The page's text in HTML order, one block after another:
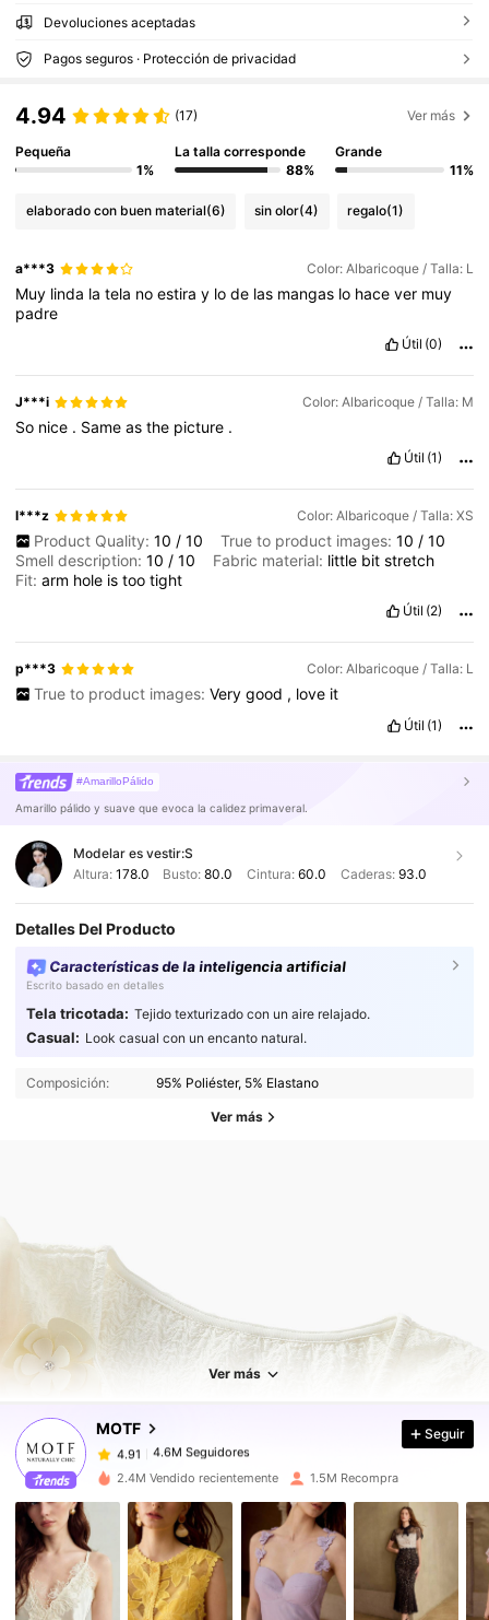
Devoluciones aceptadas
Pagos seguros · Protección de privacidad
4.94 (17) Ver más
Pequeña
1%
La talla corresponde
88%
Grande
11%
elaborado con buen material(6) sin olor(4) regalo(1)
a***3 Color: Albaricoque / Talla: L
Muy linda latela noestiray lode las mangas lo hacever muy
padre
Útil (0)
J***i Color: Albaricoque / Talla: M
So nice . Sameasthe picture .
Útil (1)
l***z Color: Albaricoque / Talla: XS
Product Quality: 10 / 10 True to product images: 10 / 10
Smell description:10 /10 Fabric material: little bitstretch
Fit:arm hole istootight
Útil (2)
p***3 Color: Albaricoque / Talla: L
True to product images: Very good , love it
Útil (1)
#AmarilloPálido
Amarillo pálido y suave que evoca la calidez primaveral.
Modelar es vestir:S
Altura: 178.0 Busto:80.0 Cintura: 60.0 Caderas: 93.0
Detalles Del Producto
Características de la inteligencia artificial
Escrito basado en detalles
Tela tricotada: Tejido texturizado con un aire relajado.
Casual: Look casual con un encanto natural.
Composición: 95% Poliéster, 5% Elastano
Ver más
Ver más
MOTF
4.91 4.6M Seguidores
4.91 4.6M Seguidores
4.91
4.91 4.6M Seguidores
4.6M Seguidores
4.91 4.6M Seguidores
4.91 4.6M Seguidores
4.91 4.6M Seguidores
Seguir
2.4M Vendido recientemente 1.5M Recompra